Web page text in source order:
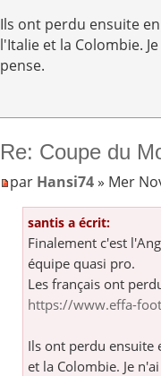
Ils ont perdu ensuite
l'Italie et la Colombie.
pense.
Re: Coupe du
par Hansi74» Mer
santis a écrit:
Finalement c'est
équipe quasi pro.
Les français ont
https://www.effa-
Ils ont perdu ensuite
et la Colombie. Je